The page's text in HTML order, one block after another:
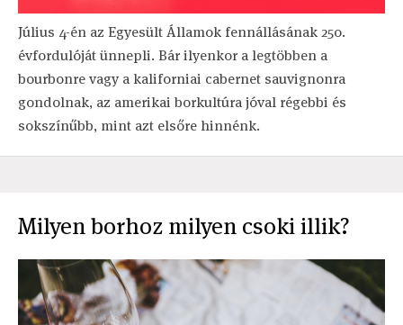
Július 4-én az Egyesült Államok fennállásának 250.
évfordulóját ünnepli. Bár ilyenkor a legtöbben a
bourbonre vagy a kaliforniai cabernet sauvignonra
gondolnak, az amerikai borkultúra jóval régebbi és
sokszínűbb, mint azt elsőre hinnénk.
Milyen borhoz milyen csoki illik?